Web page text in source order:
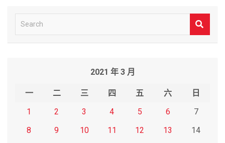
e
2021 年 3 月
一 二 三 四 五 六
日
1
2 3 4 5 6
7
8
9 10 11 12 13
14